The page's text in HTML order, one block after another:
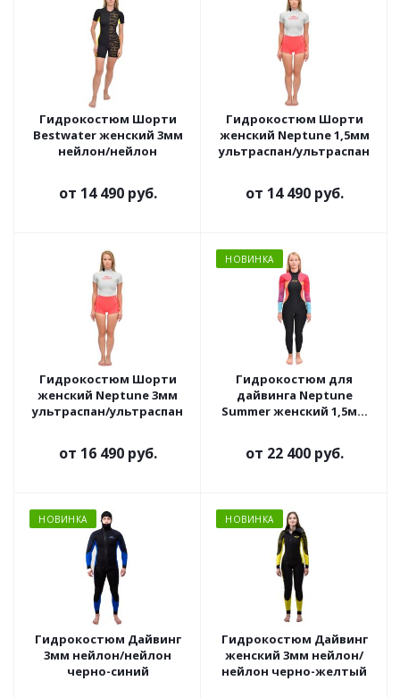
Гидрокостюм Шорти
Bestwater женский 3мм
нейлон/нейлон
от 14 490 руб.
Гидрокостюм Шорти
женский Neptune 1,5мм
ультраспан/ультраспан
от 14 490 руб.
Гидрокостюм Шорти
женский Neptune 3мм
ультраспан/ультраспан
от 16 490 руб.
НОВИНКА
Гидрокостюм для
дайвинга Neptune
Summer женский 1,5мм
от 22 400 руб.
НОВИНКА
Гидрокостюм Дайвинг
3мм нейлон/нейлон
черно-синий
НОВИНКА
Гидрокостюм Дайвинг
женский 3мм нейлон/
нейлон черно-желтый